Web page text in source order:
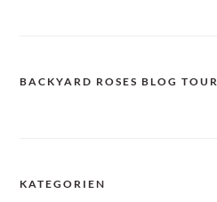
BACKYARD ROSES BLOG TOUR
KATEGORIEN